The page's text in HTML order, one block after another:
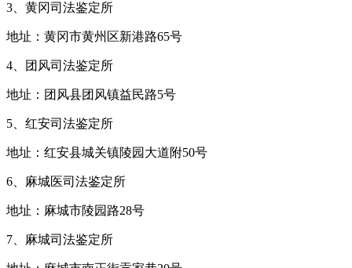
3、黄冈司法鉴定所
地址：黄冈市黄州区新港路65号
4、团风司法鉴定所
地址：团风县团风镇益民路5号
5、红安司法鉴定所
地址：红安县城关镇陵园大道附50号
6、麻城医司法鉴定所
地址：麻城市陵园路28号
7、麻城司法鉴定所